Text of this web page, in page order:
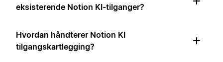
eksisterende Notion KI-tilganger?
Hvordan håndterer Notion KI
tilgangskartlegging?